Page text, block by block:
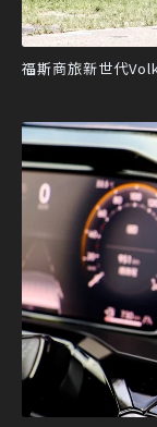
福斯商旅新世代